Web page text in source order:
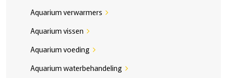
Aquarium verwarmers chevron_right
Aquarium vissen chevron_right
Aquarium voeding chevron_right
Aquarium waterbehandeling chevron_right